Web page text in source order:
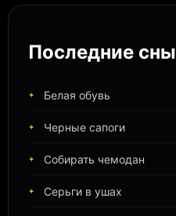
Последние сны
Белая обувь
Черные сапоги
Собирать чемодан
Серьги в ушах